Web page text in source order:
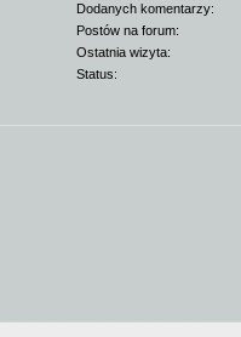
Dodanych komentarzy:
Postów na forum:
Ostatnia wizyta:
Status: